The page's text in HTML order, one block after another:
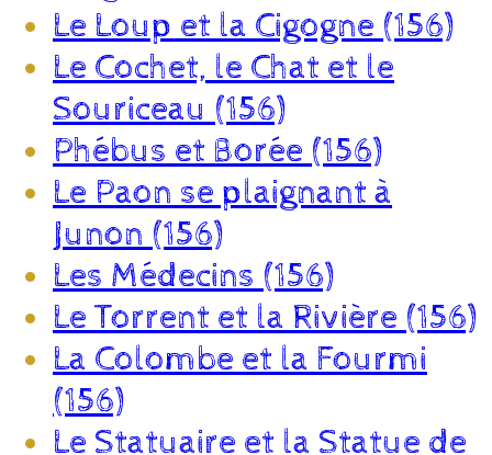
Le Loup et la Cigogne (156)
Le Cochet, le Chat et le
Souriceau (156)
Phébus et Borée (156)
Le Paon se plaignant à
Junon (156)
Les Médecins (156)
Le Torrent et la Rivière (156)
La Colombe et la Fourmi
(156)
Le Statuaire et la Statue de